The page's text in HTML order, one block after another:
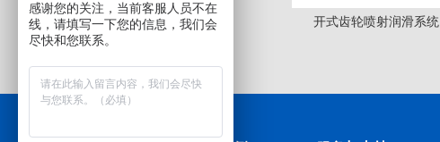
轨道轮缘润滑系统 开式齿轮喷射润滑系统
感谢您的关注，当前客服人员不在
线，请填写一下您的信息，我们会
尽快和您联系。